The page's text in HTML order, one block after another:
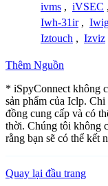
ivms , iVSEC ,
Iwh-31ir ,
Iztouch , Izviz
Thêm Nguồn
* iSpyConnect không
sản phẩm của Iclp.
đồng cung cấp và có
thời. Chúng tôi không
rằng bạn sẽ có thể kết
Quay lại đầu trang